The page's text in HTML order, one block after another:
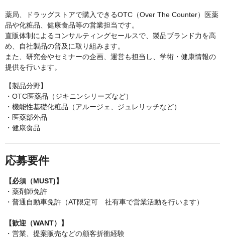
薬局、ドラッグストアで購入できるOTC（Over The Counter）医薬
品や化粧品、健康食品等の営業担当です。
直販体制によるコンサルティングセールスで、製品ブランド力を高
め、自社製品の普及に取り組みます。
また、研究会やセミナーの企画、運営も担当し、学術・健康情報の
提供を行います。
【製品分野】
・OTC医薬品（ジキニンシリーズなど）
・機能性基礎化粧品（アルージェ、ジュレリッチなど）
・医薬部外品
・健康食品
応募要件
【必須（MUST)】
・薬剤師免許
・普通自動車免許（AT限定可 社有車で営業活動を行います）
【歓迎（WANT）】
・営業、提案販売などの顧客折衝経験